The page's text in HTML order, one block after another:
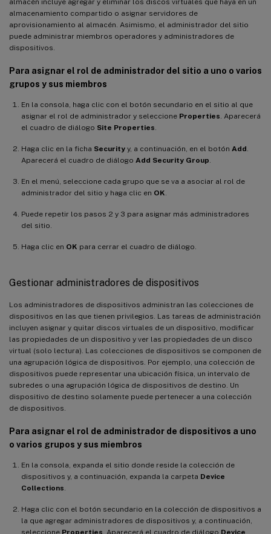
almacén incluye agregar y eliminar los discos virtuales que haya en un
almacenamiento compartido o asignar servidores de
aprovisionamiento al almacén. Asimismo, el administrador del sitio
puede administrar miembros operadores y administradores de
dispositivos.
Para asignar el rol de administrador del sitio a uno o varios
grupos y sus miembros
En la consola, haga clic con el botón secundario en el sitio al que
asignar el rol de administrador y seleccione Properties. Aparecerá
el cuadro de diálogo Site Properties.
Haga clic en la ficha Security y, a continuación, en el botón Add.
Aparecerá el cuadro de diálogo Add Security Group.
En el menú, seleccione cada grupo que se va a asociar al rol de
administrador del sitio y haga clic en OK.
Puede repetir los pasos 2 y 3 para asignar más administradores
del sitio.
Haga clic en OK para cerrar el cuadro de diálogo.
Gestionar administradores de dispositivos
Los administradores de dispositivos administran las colecciones de
dispositivos en las que tienen privilegios. Las tareas de administración
incluyen asignar y quitar discos virtuales de un dispositivo, modificar
las propiedades de un dispositivo y ver las propiedades de un disco
virtual (solo lectura). Las colecciones de dispositivos se componen de
una agrupación lógica de dispositivos. Por ejemplo, una colección de
dispositivos puede representar una ubicación física, un intervalo de
subredes o una agrupación lógica de dispositivos de destino. Un
dispositivo de destino solamente puede pertenecer a una colección
de dispositivos.
Para asignar el rol de administrador de dispositivos a uno
o varios grupos y sus miembros
En la consola, expanda el sitio donde reside la colección de
dispositivos y, a continuación, expanda la carpeta Device
Collections.
Haga clic con el botón secundario en la colección de dispositivos a
la que agregar administradores de dispositivos y, a continuación,